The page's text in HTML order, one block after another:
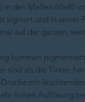
in den Maßen 60x40
signiert und in seiner
auf der ganzen,
kommen
sind als die Tinten
mit
hohen Auflösung